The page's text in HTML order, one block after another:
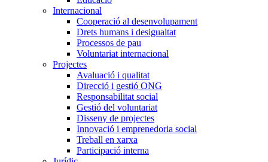
Internacional
Cooperació al desenvolupament
Drets humans i desigualtat
Processos de pau
Voluntariat internacional
Projectes
Avaluació i qualitat
Direcció i gestió ONG
Responsabilitat social
Gestió del voluntariat
Disseny de projectes
Innovació i emprenedoria social
Treball en xarxa
Participació interna